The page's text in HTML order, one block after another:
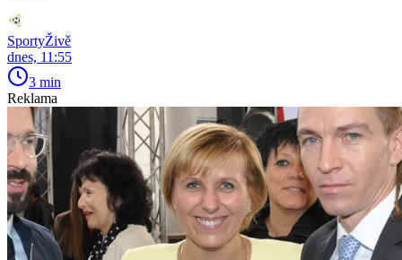
SportyŽivě
dnes, 11:55
3 min
Reklama